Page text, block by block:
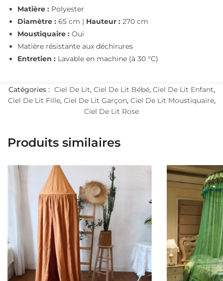
Matière : Polyester
Diamètre : 65 cm | Hauteur : 270 cm
Moustiquaire : Oui
Matière résistante aux déchirures
Entretien : Lavable en machine (à 30 °C)
Catégories : Ciel De Lit, Ciel De Lit Bébé, Ciel De Lit Enfant,
Ciel De Lit Fille, Ciel De Lit Garçon, Ciel De Lit Moustiquaire,
Ciel De Lit Rose
Produits similaires